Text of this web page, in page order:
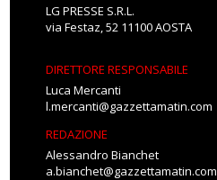
LG PRESSE S.R.L.
via Festaz, 52 11100 AOSTA
DIRETTORE RESPONSABILE
Luca Mercanti
l.mercanti@gazzettamatin.com
REDAZIONE
Alessandro Bianchet
a.bianchet@gazzettamatin.com